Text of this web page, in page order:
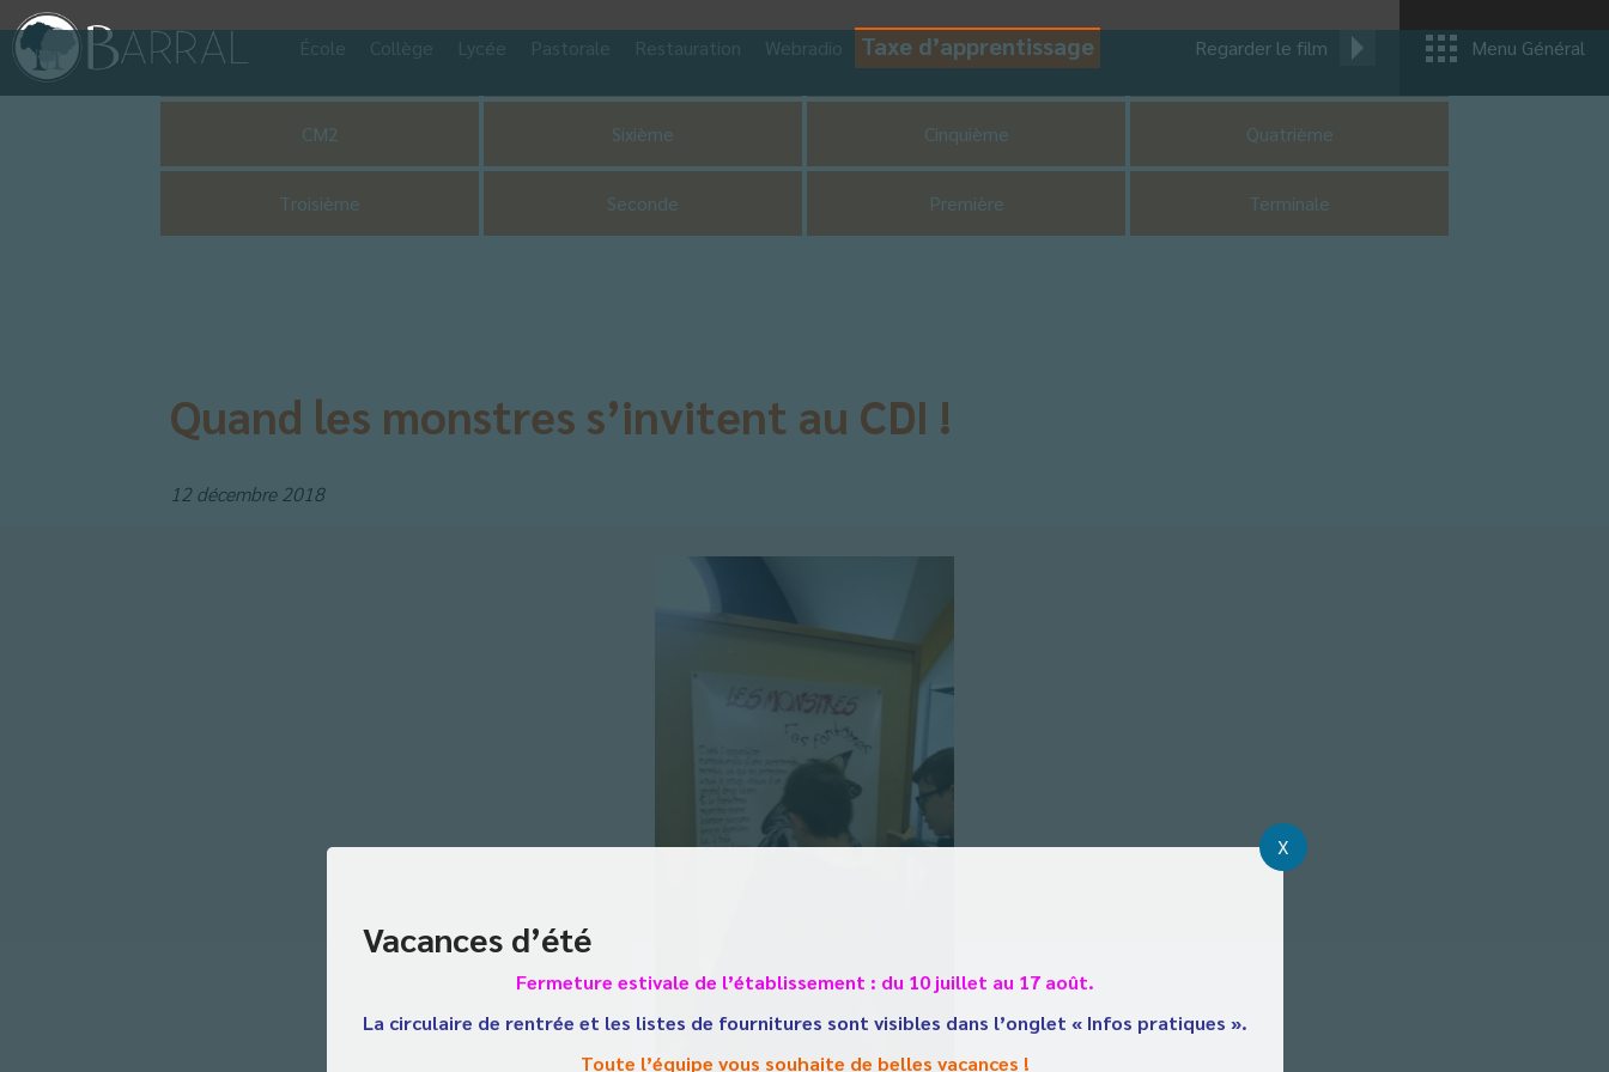
Vacances d’été
Fermeture estivale de l’établissement : du 10 juillet au 17 août.
La circulaire de rentrée et les listes de fournitures sont visibles dans l’onglet « Infos pratiques ».
Toute l’équipe vous souhaite de belles vacances !
X
Taxe d’apprentissage Regarder le film Menu Général
UNSS
CM2 Sixième Cinquième Quatrième
Troisième Seconde Première Terminale
Quand les monstres s’invitent au CDI !
12 décembre 2018